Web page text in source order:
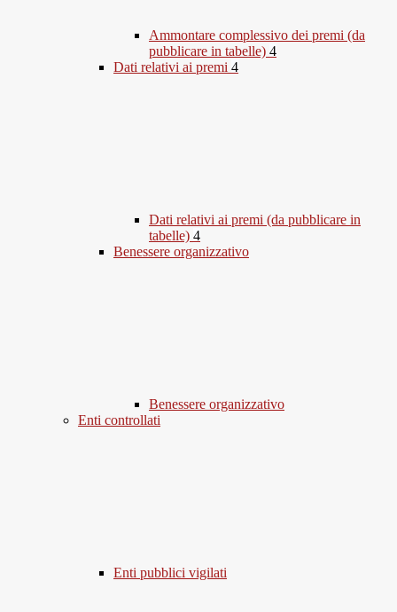
Ammontare complessivo dei premi (da
pubblicare in tabelle) 4
Dati relativi ai premi 4
Dati relativi ai premi (da pubblicare in
tabelle) 4
Benessere organizzativo
Benessere organizzativo
Enti controllati
Enti pubblici vigilati